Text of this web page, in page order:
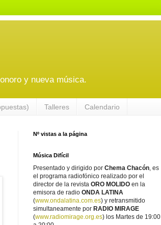
y nueva música.
Talleres Calendario
Nº vistas a la página
Música Difícil
Presentado y dirigido por Chema Chacón, es
el programa radiofónico realizado por el
director de la revista ORO MOLIDO en la
emisora de radio ONDA LATINA
(www.ondalatina.com.es) y retransmitido
simultaneamente por RADIO MIRAGE
(www.radiomirage.org.es) los Martes de 19:00